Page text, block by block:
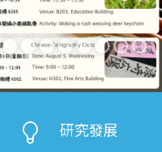
研究發展